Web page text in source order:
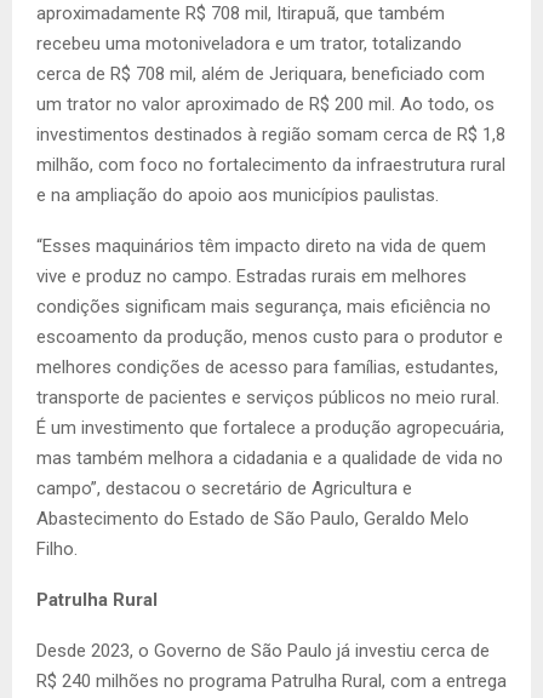
aproximadamente R$ 708 mil, Itirapuã, que também
recebeu uma motoniveladora e um trator, totalizando
cerca de R$ 708 mil, além de Jeriquara, beneficiado com
um trator no valor aproximado de R$ 200 mil. Ao todo, os
investimentos destinados à região somam cerca de R$ 1,8
milhão, com foco no fortalecimento da infraestrutura rural
e na ampliação do apoio aos municípios paulistas.
“Esses maquinários têm impacto direto na vida de quem
vive e produz no campo. Estradas rurais em melhores
condições significam mais segurança, mais eficiência no
escoamento da produção, menos custo para o produtor e
melhores condições de acesso para famílias, estudantes,
transporte de pacientes e serviços públicos no meio rural.
É um investimento que fortalece a produção agropecuária,
mas também melhora a cidadania e a qualidade de vida no
campo”, destacou o secretário de Agricultura e
Abastecimento do Estado de São Paulo, Geraldo Melo
Filho.
Patrulha Rural
Desde 2023, o Governo de São Paulo já investiu cerca de
R$ 240 milhões no programa Patrulha Rural, com a entrega